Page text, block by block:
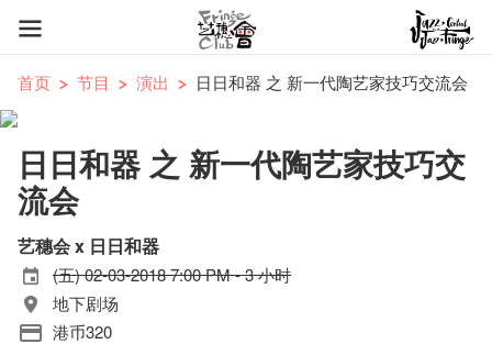
首页 节目 演出 日日和器 之 新一代陶艺家技巧交流会
日日和器 之 新一代陶艺家技巧交
流会
艺穗会 x 日日和器
(五) 02-03-2018 7:00 PM - 3 小时
地下剧场
港币320